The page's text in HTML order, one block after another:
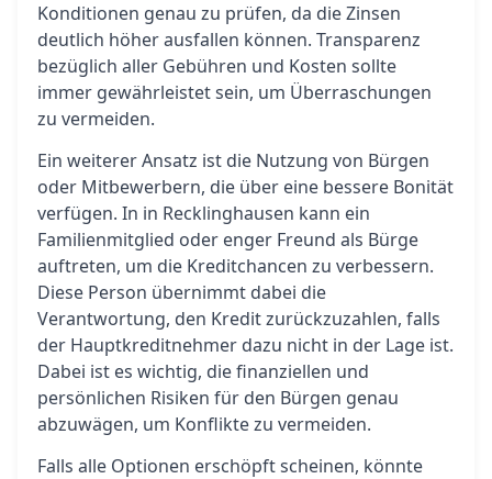
Konditionen genau zu prüfen, da die Zinsen
deutlich höher ausfallen können. Transparenz
bezüglich aller Gebühren und Kosten sollte
immer gewährleistet sein, um Überraschungen
zu vermeiden.
Ein weiterer Ansatz ist die Nutzung von Bürgen
oder Mitbewerbern, die über eine bessere Bonität
verfügen. In in Recklinghausen kann ein
Familienmitglied oder enger Freund als Bürge
auftreten, um die Kreditchancen zu verbessern.
Diese Person übernimmt dabei die
Verantwortung, den Kredit zurückzuzahlen, falls
der Hauptkreditnehmer dazu nicht in der Lage ist.
Dabei ist es wichtig, die finanziellen und
persönlichen Risiken für den Bürgen genau
abzuwägen, um Konflikte zu vermeiden.
Falls alle Optionen erschöpft scheinen, könnte